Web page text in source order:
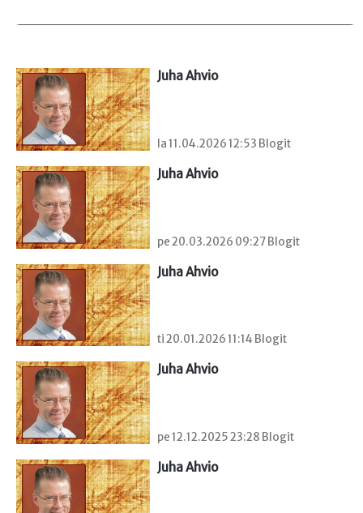
Juha Ahvio
la 11.04.2026 12:53 Blogit
Juha Ahvio
pe 20.03.2026 09:27 Blogit
Juha Ahvio
ti 20.01.2026 11:14 Blogit
Juha Ahvio
pe 12.12.2025 23:28 Blogit
Juha Ahvio